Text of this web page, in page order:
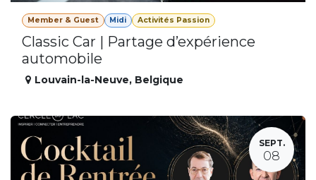
Member & Guest Midi Activités Passion
Classic Car | Partage d’expérience
automobile
Louvain-la-Neuve, Belgique
SEPT.
08